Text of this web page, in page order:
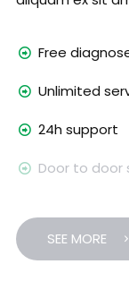
Free
Unlimited
24h support
Door to door
SEE MORE